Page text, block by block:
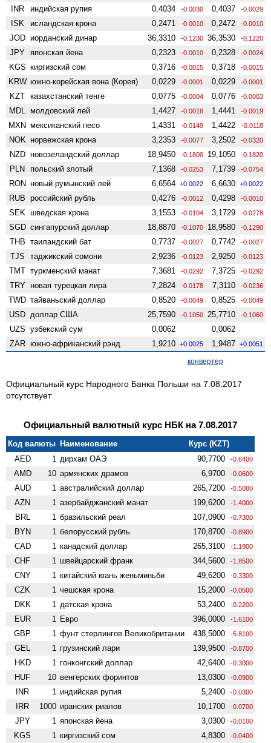
INR индийская рупия 0,4034 -0.0030 0,4037 -0.0029
ISK исландская крона 0,2471 -0.0010 0,2472 -0.0010
JOD иорданский динар 36,3310 -0.1230 36,3530 -0.1220
JPY японская йена 0,2323 -0.0010 0,2328 -0.0024
KGS киргизский сом 0,3716 -0.0015 0,3718 -0.0015
KRW южно-корейская вона (Корея) 0,0229 -0.0001 0,0229 -0.0001
KZT казахстанский тенге 0,0775 -0.0004 0,0776 -0.0003
MDL молдовский лей 1,4427 -0.0018 1,4441 -0.0019
MXN мексиканский песо 1,4331 -0.0149 1,4422 -0.0118
NOK норвежская крона 3,2353 -0.0077 3,2502 -0.0320
NZD ново­зеландский доллар 18,9450 -0.1800 19,1050 -0.1820
PLN польский злотый 7,1368 -0.0253 7,1739 -0.0754
RON новый румынский лей 6,6564 +0.0022 6,6630 +0.0022
RUB российский рубль 0,4276 -0.0012 0,4298 -0.0010
SEK шведская крона 3,1553 -0.0104 3,1729 -0.0278
SGD сингапурский доллар 18,8870 -0.1070 18,9580 -0.1290
THB таиландский бат 0,7737 -0.0027 0,7742 -0.0027
TJS таджикский сомони 2,9236 -0.0123 2,9250 -0.0123
TMT туркменский манат 7,3681 -0.0292 7,3725 -0.0292
TRY новая турецкая лира 7,2824 -0.0178 7,3110 -0.0236
TWD тайваньский доллар 0,8520 -0.0049 0,8525 -0.0049
USD доллар США 25,7590 -0.1050 25,7710 -0.1060
UZS узбекский сум 0,0062
0,0062
ZAR
южно-африканский рэнд 1,9210 +0.0025 1,9487 +0.0051
конвертер
Официальный курс Народного Банка Польши на 7.08.2017
отсутствует
Официальный валютный курс НБК на 7.08.2017
Код валюты Наименование
Курс (KZT)
AED
1 дирхам ОАЭ 90,7700 -0.6400
AMD 10 армянских драмов 6,9700 -0.0600
AUD 1 австралийский доллар 265,7200 -0.5000
AZN 1 азербайджанский манат 199,6200 -1.4000
BRL 1 бразильский реал 107,0900 -0.7300
BYN 1 белорусский рубль 170,8700 -0.8900
CAD 1 канадский доллар 265,3100 -1.1900
CHF 1 швейцарский франк 344,5600 -1.8500
CNY 1 китайский юань женьминьби 49,6200 -0.3300
CZK 1 чешская крона 15,2000 -0.0500
DKK 1 датская крона 53,2400 -0.2200
EUR 1 Евро 396,0000 -1.6100
GBP 1 фунт стерлингов Велико­британии 438,5000 -5.8100
GEL 1 грузинский лари 139,9500 -0.8700
HKD 1 гонконгский доллар 42,6400 -0.3000
HUF 10 венгерских форинтов 13,0300 -0.0900
INR 1 индийская рупия 5,2400 -0.0300
IRR 1000 иранских риалов 10,1700 -0.0700
JPY 1 японская йена 3,0300 -0.0100
KGS 1 киргизский сом 4,8300 -0.0400